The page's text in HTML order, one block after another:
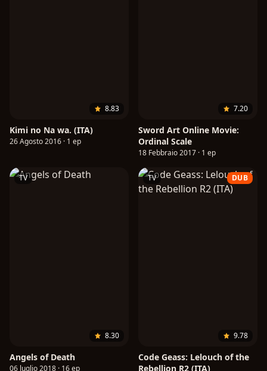
8.83
Kimi no Na wa. (ITA)
26 Agosto 2016 · 1 ep
7.20
Sword Art Online Movie:
Ordinal Scale
18 Febbraio 2017 · 1 ep
TV
8.30
Angels of Death
06 luglio 2018 · 16 ep
TV DUB
9.78
Code Geass: Lelouch of the
Rebellion R2 (ITA)